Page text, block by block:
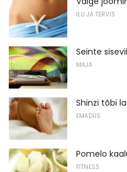
ILU JA TERVIS
Seinte
MAJA
Shinzi tõbi
EMADUS
Pomelo
FITNESS